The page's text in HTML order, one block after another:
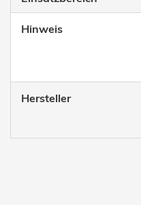
Hinweis
Hersteller